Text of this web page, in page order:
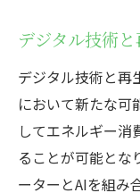
管理手法
用戦略
効率的
ィス
再生可
デジタル技術
デジタル技術と再
において新たな可
してエネルギー消
ることが可能とな
ーターとAIを組み